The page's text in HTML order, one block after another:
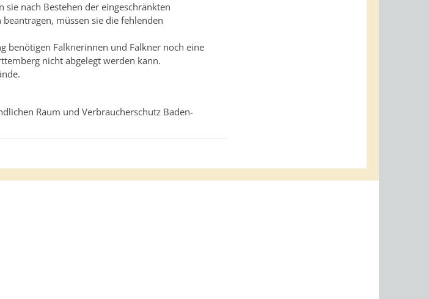
nach Bestehen der eingeschränkten
müssen sie die fehlenden
benötigen Falknerinnen und Falkner noch eine
nicht abgelegt werden kann.
Raum und Verbraucherschutz Baden-